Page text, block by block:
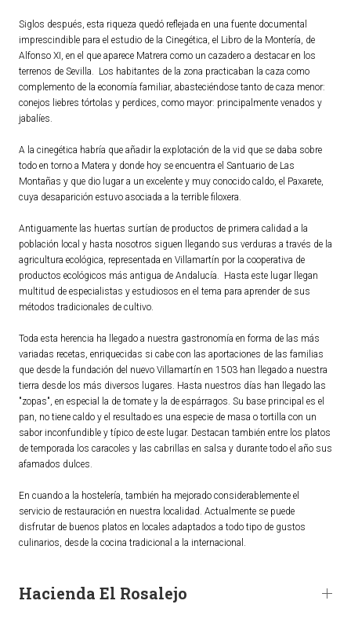
Deportes
Centros Sociales y Asistenciales
Medio Ambiente
Transportes
Seguridad
Servicios Comarcales
Servicios Provinciales
TURISMO
Historia
Dónde dormir
Artesanía
Callejero
HORARIOS
PUBLICACIONES
Siglos después, esta riqueza quedó reflejada en una fuente documental
imprescindible para el estudio de la Cinegética, el Libro de la Montería, de
Alfonso XI, en el que aparece Matrera como un cazadero a destacar en los
terrenos de Sevilla. Los habitantes de la zona practicaban la caza como
complemento de la economía familiar, abasteciéndose tanto de caza menor:
conejos liebres tórtolas y perdices, como mayor: principalmente venados y
jabalíes.
A la cinegética habría que añadir la explotación de la vid que se daba sobre
todo en torno a Matera y donde hoy se encuentra el Santuario de Las
Montañas y que dio lugar a un excelente y muy conocido caldo, el Paxarete,
cuya desaparición estuvo asociada a la terrible filoxera.
Antiguamente las huertas surtían de productos de primera calidad a la
población local y hasta nosotros siguen llegando sus verduras a través de la
agricultura ecológica, representada en Villamartín por la cooperativa de
productos ecológicos más antigua de Andalucía. Hasta este lugar llegan
multitud de especialistas y estudiosos en el tema para aprender de sus
métodos tradicionales de cultivo.
Toda esta herencia ha llegado a nuestra gastronomía en forma de las más
variadas recetas, enriquecidas si cabe con las aportaciones de las familias
que desde la fundación del nuevo Villamartín en 1503 han llegado a nuestra
tierra desde los más diversos lugares. Hasta nuestros días han llegado las
"zopas", en especial la de tomate y la de espárragos. Su base principal es el
pan, no tiene caldo y el resultado es una especie de masa o tortilla con un
sabor inconfundible y típico de este lugar. Destacan también entre los platos
de temporada los caracoles y las cabrillas en salsa y durante todo el año sus
afamados dulces.
En cuando a la hostelería, también ha mejorado considerablemente el
servicio de restauración en nuestra localidad. Actualmente se puede
disfrutar de buenos platos en locales adaptados a todo tipo de gustos
culinarios, desde la cocina tradicional a la internacional.
Hacienda El Rosalejo